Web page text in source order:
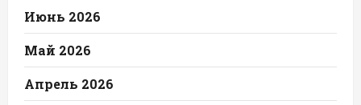
Июнь 2026
Май 2026
Апрель 2026